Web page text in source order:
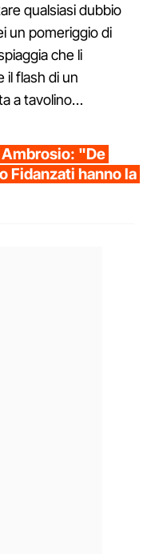
qualsiasi dubbio
un pomeriggio di
che li
il flash di un
a tavolino…
"De
Fidanzati hanno la